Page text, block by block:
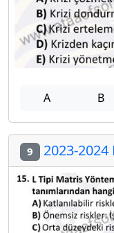
A B
9 2023-2024